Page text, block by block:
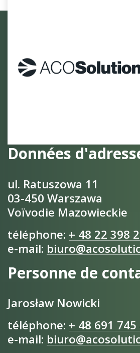
Données
ul. Ratuszowa 11
03-450 Warszawa
Voïvodie Mazowieckie
téléphone: + 48 22 398
e-mail:
Personne de
Jarosław Nowicki
téléphone: + 48 691 745
e-mail: